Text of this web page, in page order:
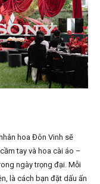
hoa Đôn Vinh sẽ
tay và hoa cài áo –
ngày trọng đại. Mỗi
là cách bạn đặt dấu ấn